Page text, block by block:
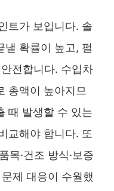
트가 보입니다. 솔
낼 확률이 높고, 펄
전합니다. 수입차
총액이 높아지므
때 발생할 수 있는
교해야 합니다. 또
목·건조 방식·보증
제 대응이 수월했